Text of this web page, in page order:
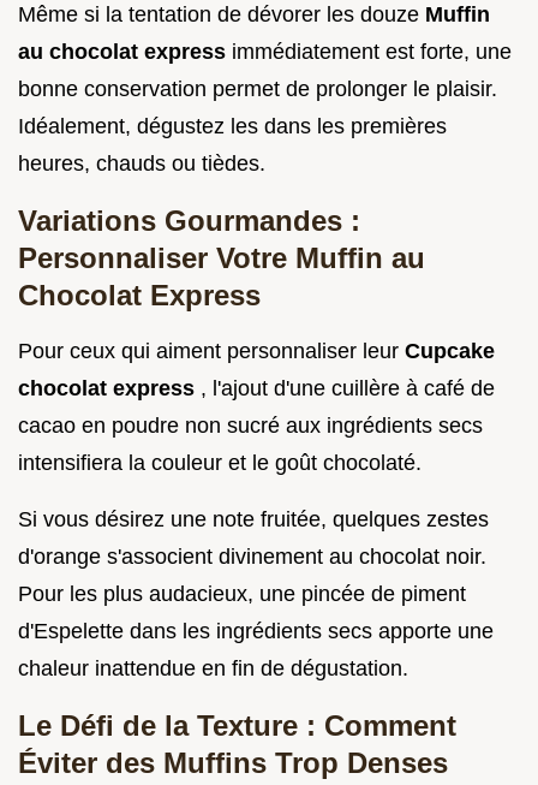
Même si la tentation de dévorer les douze Muffin
au chocolat express immédiatement est forte, une
bonne conservation permet de prolonger le plaisir.
Idéalement, dégustez les dans les premières
heures, chauds ou tièdes.
Variations Gourmandes :
Personnaliser Votre Muffin au
Chocolat Express
Pour ceux qui aiment personnaliser leur Cupcake
chocolat express , l'ajout d'une cuillère à café de
cacao en poudre non sucré aux ingrédients secs
intensifiera la couleur et le goût chocolaté.
Si vous désirez une note fruitée, quelques zestes
d'orange s'associent divinement au chocolat noir.
Pour les plus audacieux, une pincée de piment
d'Espelette dans les ingrédients secs apporte une
chaleur inattendue en fin de dégustation.
Le Défi de la Texture : Comment
Éviter des Muffins Trop Denses